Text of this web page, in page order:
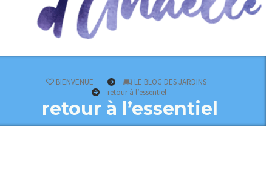
BIENVENUE
LE BLOG DES JARDINS
retour à l’essentiel
retour à l’essentiel